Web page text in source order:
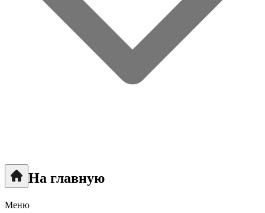
На главную
Меню